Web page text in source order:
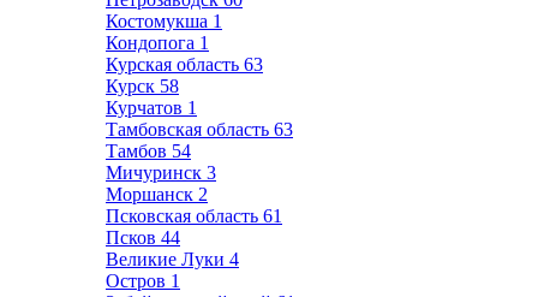
Костомукша 1
Кондопога 1
Курская область 63
Курск 58
Курчатов 1
Тамбовская область 63
Тамбов 54
Мичуринск 3
Моршанск 2
Псковская область 61
Псков 44
Великие Луки 4
Остров 1